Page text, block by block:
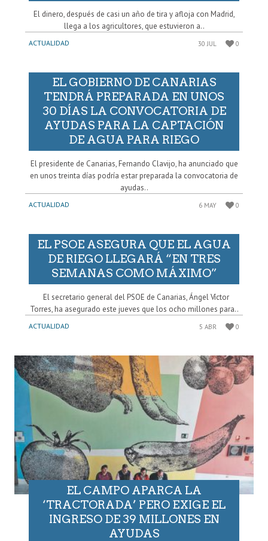
El dinero, después de casi un año de tira y afloja con Madrid,
llega a los agricultores, que estuvieron a..
ACTUALIDAD 30 JUL 0
EL GOBIERNO DE CANARIAS
TENDRÁ PREPARADA EN UNOS
30 DÍAS LA CONVOCATORIA DE
AYUDAS PARA LA CAPTACIÓN
DE AGUA PARA RIEGO
El presidente de Canarias, Fernando Clavijo, ha anunciado que
en unos treinta días podría estar preparada la convocatoria de
ayudas..
ACTUALIDAD 6 MAY 0
EL PSOE ASEGURA QUE EL AGUA
DE RIEGO LLEGARÁ “EN TRES
SEMANAS COMO MÁXIMO”
El secretario general del PSOE de Canarias, Ángel Víctor
Torres, ha asegurado este jueves que los ocho millones para..
ACTUALIDAD 5 ABR 0
EL CAMPO APARCA LA
‘TRACTORADA’ PERO EXIGE EL
INGRESO DE 39 MILLONES EN
AYUDAS